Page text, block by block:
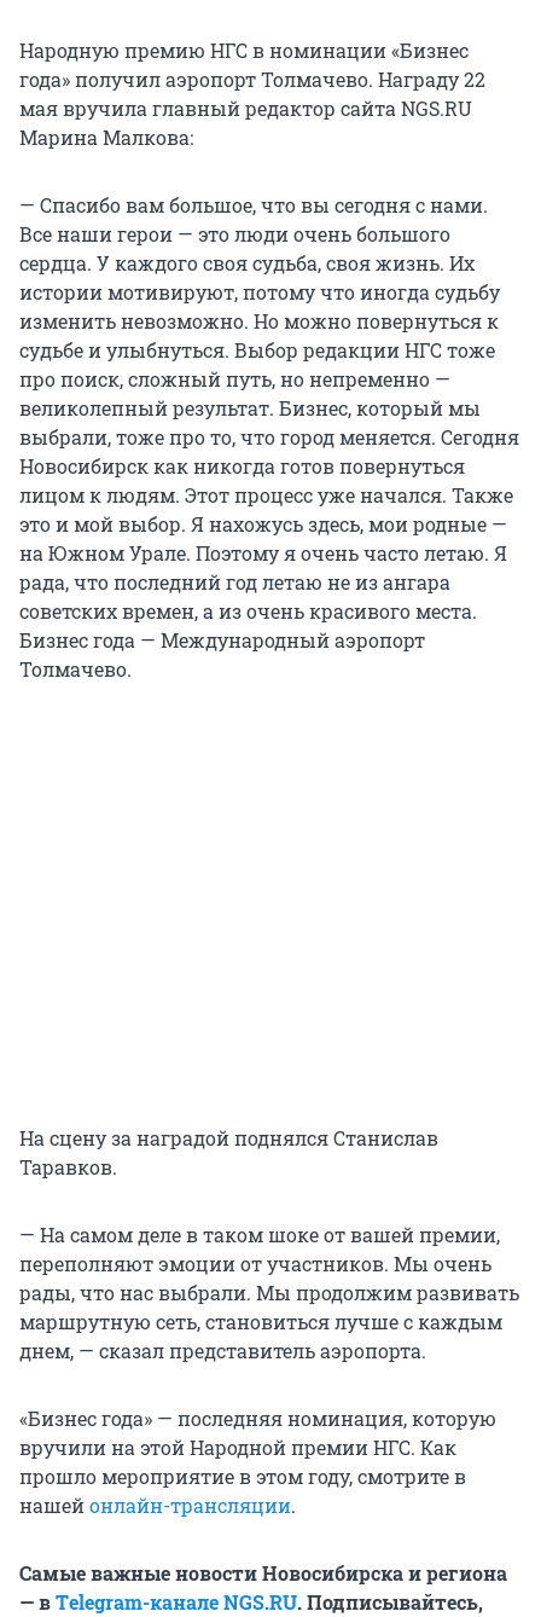
Народную премию НГС в номинации «Бизнес
года» получил аэропорт Толмачево. Награду 22
мая вручила главный редактор сайта NGS.RU
Марина Малкова:
— Спасибо вам большое, что вы сегодня с нами.
Все наши герои — это люди очень большого
сердца. У каждого своя судьба, своя жизнь. Их
истории мотивируют, потому что иногда судьбу
изменить невозможно. Но можно повернуться к
судьбе и улыбнуться. Выбор редакции НГС тоже
про поиск, сложный путь, но непременно —
великолепный результат. Бизнес, который мы
выбрали, тоже про то, что город меняется. Сегодня
Новосибирск как никогда готов повернуться
лицом к людям. Этот процесс уже начался. Также
это и мой выбор. Я нахожусь здесь, мои родные —
на Южном Урале. Поэтому я очень часто летаю. Я
рада, что последний год летаю не из ангара
советских времен, а из очень красивого места.
Бизнес года — Международный аэропорт
Толмачево.
На сцену за наградой поднялся Станислав
Таравков.
— На самом деле в таком шоке от вашей премии,
переполняют эмоции от участников. Мы очень
рады, что нас выбрали. Мы продолжим развивать
маршрутную сеть, становиться лучше с каждым
днем, — сказал представитель аэропорта.
«Бизнес года» — последняя номинация, которую
вручили на этой Народной премии НГС. Как
прошло мероприятие в этом году, смотрите в
нашейонлайн-трансляции.
Самые важные новости Новосибирска и региона
— вТelegram-каналеNGS.RU. Подписывайтесь,